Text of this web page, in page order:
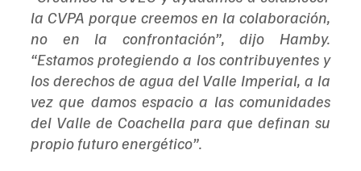
la CVPA porque creemos en la colaboración,
no en la confrontación”, dijo Hamby.
“Estamos protegiendo a los contribuyentes y
los derechos de agua del Valle Imperial, a la
vez que damos espacio a las comunidades
del Valle de Coachella para que definan su
propio futuro energético”.